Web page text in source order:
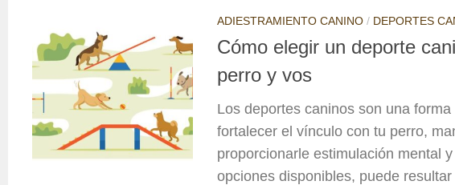
ADIESTRAMIENTO CANINO / DEPORTES
Cómo elegir un deporte
perro y vos
Los deportes caninos son una
fortalecer el vínculo con tu perro,
proporcionarle estimulación mental
opciones disponibles, puede